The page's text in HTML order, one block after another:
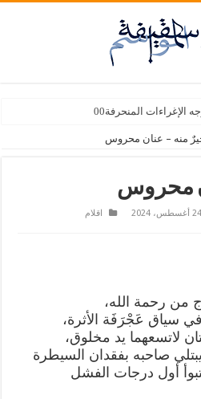
المنحرفة00
منه – عنان محروس
محروس
24 أغسطس، 2024
اقلام
من رحمة الله،
سياق عَجْرَفَة الأثرة،
لاتسعهما يد مخلوق،
صاحبه بفقدان السيطرة
أول درجات الفشل